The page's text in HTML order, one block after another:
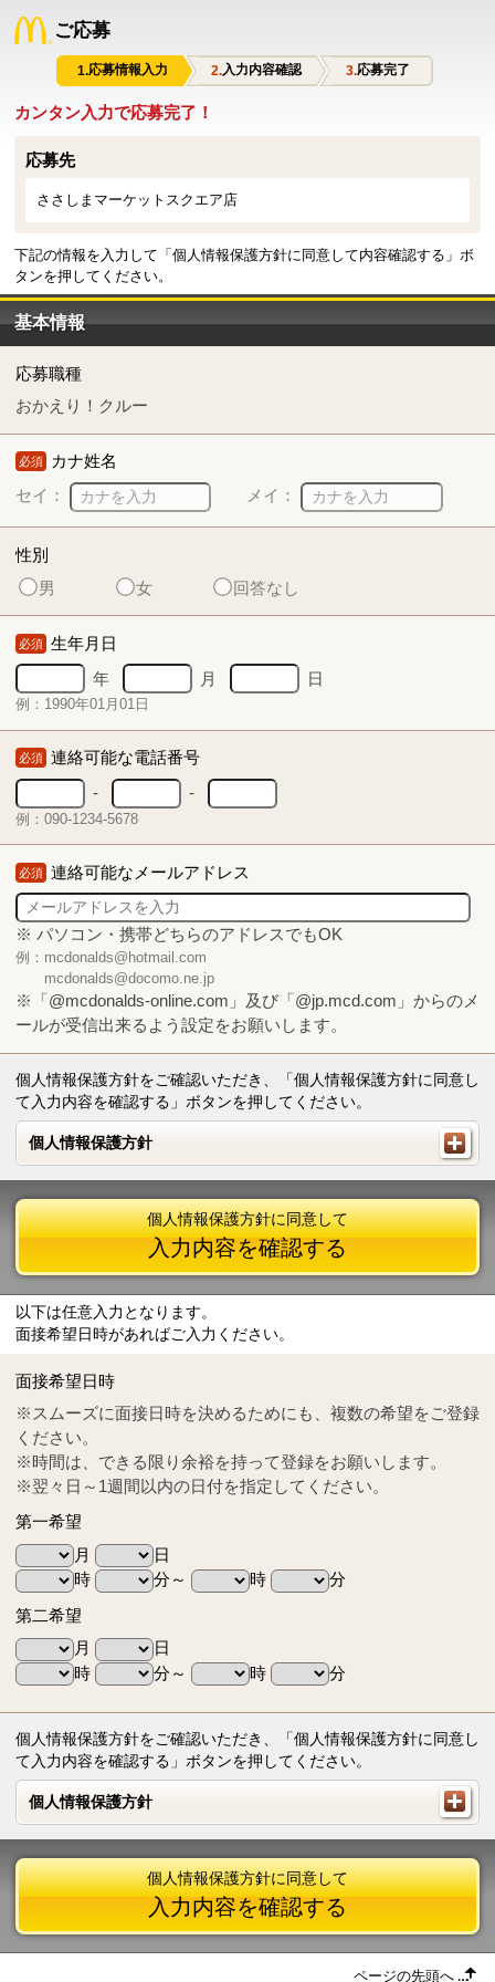
ご応募
応募情報入力 入力内容確認 応募完了
カンタン入力で応募完了！
応募先
ささしまマーケットスクエア店
下記の情報を入力して「個人情報保護方針に同意して内容確認する」ボ
タンを押してください。
基本情報
応募職種
おかえり！クルー
必須 カナ姓名
セイ：
メイ：
性別
男
女 回答なし
必須 生年月日
年
月 日
例：1990年01月01日
必須 連絡可能な電話番号
-
-
例：090-1234-5678
必須 連絡可能なメールアドレス
※ パソコン・携帯どちらのアドレスでもOK
例：mcdonalds@hotmail.com
mcdonalds@docomo.ne.jp
※「@mcdonalds-online.com」及び「@jp.mcd.com」からのメ
ールが受信出来るよう設定をお願いします。
個人情報保護方針をご確認いただき、「個人情報保護方針に同意し
て入力内容を確認する」ボタンを押してください。
個人情報保護方針
個人情報保護方針
Tel
0570-55-0314
個人情報保護方針に同意して
入力内容を確認する
以下は任意入力となります。
面接希望日時があればご入力ください。
面接希望日時
※スムーズに面接日時を決めるためにも、複数の希望をご登録
ください。
※時間は、できる限り余裕を持って登録をお願いします。
※翌々日～1週間以内の日付を指定してください。
第一希望
月
日
時
分～ 時
分
第二希望
月
日
時
分～ 時 分
個人情報保護方針をご確認いただき、「個人情報保護方針に同意し
て入力内容を確認する」ボタンを押してください。
個人情報保護方針
個人情報保護方針
個人情報保護方針に同意して
入力内容を確認する
ページの先頭へ